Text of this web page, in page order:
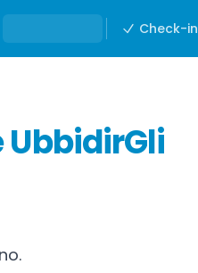
Check-in
UbbidirGli